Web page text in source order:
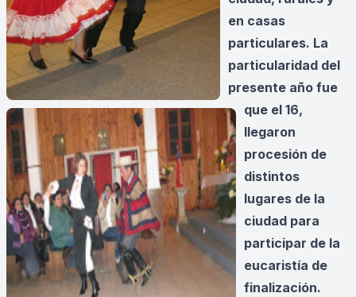
en casas
particulares. La
particularidad del
presente año fue
que el 16,
llegaron
procesión de
distintos
lugares de la
ciudad para
participar de la
eucaristía de
finalización.